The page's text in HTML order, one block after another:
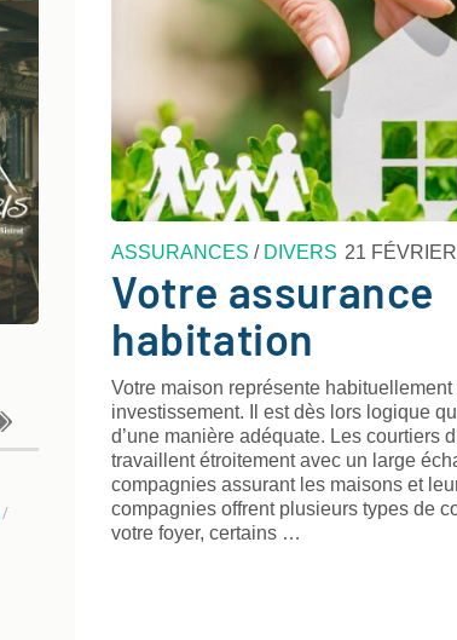
ASSURANCES / DIVERS 21
Votre assurance
habitation
Votre maison représente
investissement. Il est dès lors logique
d’une manière adéquate. Les courtiers
travaillent étroitement avec un large
compagnies assurant les maisons et
compagnies offrent plusieurs types de
votre foyer, certains …
/